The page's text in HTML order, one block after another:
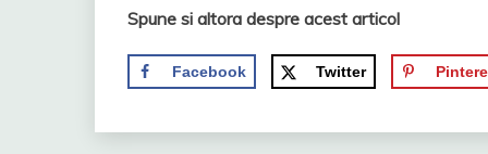
Spune si altora despre acest articol
Facebook Twitter